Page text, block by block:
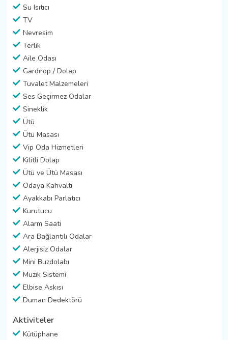
Su Isıtıcı
TV
Nevresim
Terlik
Aile Odası
Gardırop / Dolap
Tuvalet Malzemeleri
Ses Geçirmez Odalar
Sineklik
Ütü
Ütü Masası
Vip Oda Hizmetleri
Kilitli Dolap
Ütü ve Ütü Masası
Odaya Kahvaltı
Ayakkabı Parlatıcı
Kurutucu
Alarm Saati
Ara Bağlantılı Odalar
Alerjisiz Odalar
Mini Buzdolabı
Müzik Sistemi
Elbise Askısı
Duman Dedektörü
Aktiviteler
Kütüphane